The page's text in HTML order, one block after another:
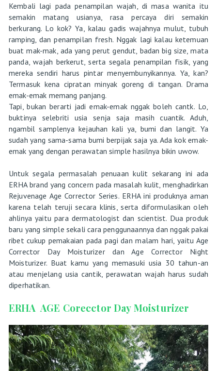
Kembali lagi pada penampilan wajah, di masa wanita itu
semakin matang usianya, rasa percaya diri semakin
berkurang. Lo kok? Ya, kalau gadis wajahnya mulut, tubuh
ramping, dan penampilan fresh. Nggak lagi kalau ketemuan
buat mak-mak, ada yang perut gendut, badan big size, mata
panda, wajah berkerut, serta segala penampilan fisik, yang
mereka sendiri harus pintar menyembunyikannya. Ya, kan?
Termasuk kena cipratan minyak goreng di tangan. Drama
emak-emak memang panjang.
Tapi, bukan berarti jadi emak-emak nggak boleh cantk. Lo,
buktinya selebriti usia senja saja masih cuantik. Aduh,
ngambil samplenya kejauhan kali ya, bumi dan langit. Ya
sudah yang sama-sama bumi berpijak saja ya. Ada kok emak-
emak yang dengan perawatan simple hasilnya bikin uwow.
Untuk segala permasalah penuaan kulit sekarang ini ada
ERHA brand yang concern pada masalah kulit, menghadirkan
Rejuvenage Age Corrector Series. ERHA ini produknya aman
karena telah teruji secara klinis, serta diformulasikan oleh
ahlinya yaitu para dermatologist dan scientist. Dua produk
baru yang simple sekali cara penggunaannya dan nggak pakai
ribet cukup pemakaian pada pagi dan malam hari, yaitu Age
Corrector Day Moisturizer dan Age Corrector Night
Moisturizer. Buat kamu yang memasuki usia 30 tahun-an
atau menjelang usia cantik, perawatan wajah harus sudah
diperhatikan.
ERHA AGE Corecctor Day Moisturizer